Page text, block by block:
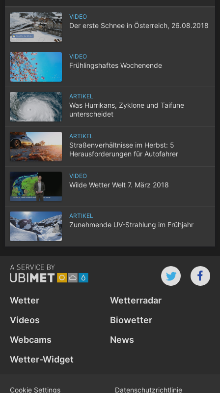
VIDEO
Der erste Schnee in Österreich, 26.08.2018
VIDEO
Frühlingshaftes Wochenende
ARTIKEL
Was Hurrikans, Zyklone und Taifune
unterscheidet
ARTIKEL
Straßenverhältnisse im Herbst: 5
Herausforderungen für Autofahrer
VIDEO
Wilde Wetter Welt 7. März 2018
ARTIKEL
Zunehmende UV-Strahlung im Frühjahr
Wetter
Wetterradar
Videos
Biowetter
Webcams
News
Wetter-Widget
Cookie Settings Datenschutz­richtlinie